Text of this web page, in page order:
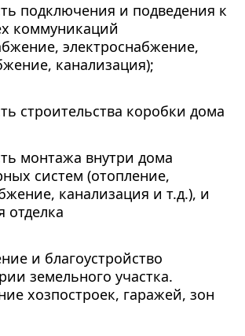
подключения и подведения к
коммуникаций
электроснабжение,
канализация);
строительства коробки дома
монтажа внутри дома
систем (отопление,
канализация и т.д.), и
отделка
и благоустройство
земельного участка.
хозпостроек, гаражей, зон